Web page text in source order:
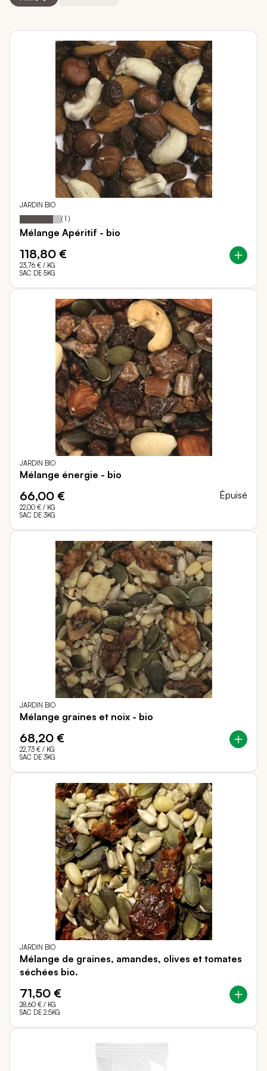
JARDIN BIO
Notation: 80
% of
( 1 )
Mélange Apéritif - bio
118,80 €
23,76 € / KG
SAC DE 5KG
JARDIN BIO
Mélange énergie - bio
66,00 €
22,00 € / KG
SAC DE 3KG
Épuisé
JARDIN BIO
Mélange graines et noix - bio
68,20 €
22,73 € / KG
SAC DE 3KG
JARDIN BIO
Mélange de graines, amandes, olives et tomates
séchées bio.
71,50 €
28,60 € / KG
SAC DE 2.5KG